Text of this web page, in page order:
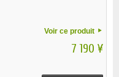
Voir ce produit
7 190 ¥